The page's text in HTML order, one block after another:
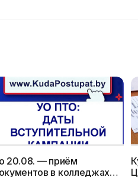
20.08. — приём
в колледжах